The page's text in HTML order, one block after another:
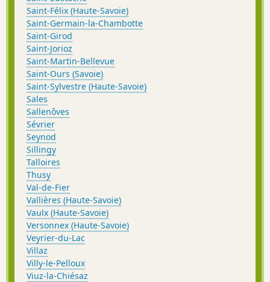
Saint-Félix (Haute-Savoie)
Saint-Germain-la-Chambotte
Saint-Girod
Saint-Jorioz
Saint-Martin-Bellevue
Saint-Ours (Savoie)
Saint-Sylvestre (Haute-Savoie)
Sales
Sallenôves
Sévrier
Seynod
Sillingy
Talloires
Thusy
Val-de-Fier
Vallières (Haute-Savoie)
Vaulx (Haute-Savoie)
Versonnex (Haute-Savoie)
Veyrier-du-Lac
Villaz
Villy-le-Pelloux
Viuz-la-Chiésaz